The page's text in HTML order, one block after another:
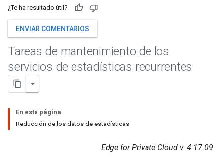
¿Te ha resultado útil?
ENVIAR COMENTARIOS
Tareas de mantenimiento de los
servicios de estadísticas recurrentes
En esta página
Reducción de los datos de estadísticas
Edge for Private Cloud v. 4.17.09